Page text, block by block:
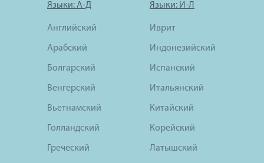
Языки: А-Д
Английский
Арабский
Болгарский
Венгерский
Вьетнамский
Голландский
Греческий
Языки: И-Л
Иврит
Индонезийский
Испанский
Итальянский
Китайский
Корейский
Латышский